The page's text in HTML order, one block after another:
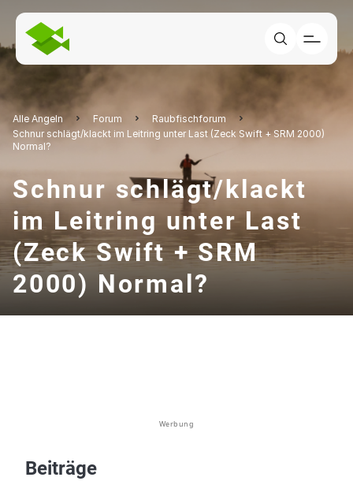
Alle Angeln Forum
Raubfischforum
Schnur schlägt/klackt im Leitring unter Last (Zeck Swift + SRM 2000)
Normal?
Schnur schlägt/klackt
im Leitring unter Last
(Zeck Swift + SRM
2000) Normal?
Werbung
Beiträge